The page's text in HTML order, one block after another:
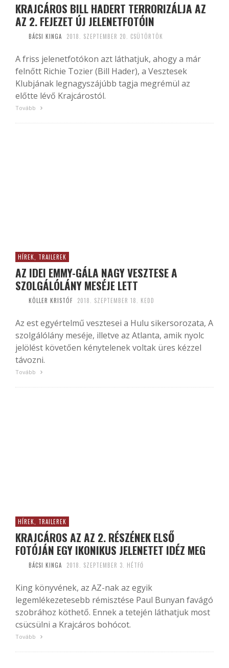
KRAJCÁROS BILL HADERT TERRORIZÁLJA AZ
AZ 2. FEJEZET ÚJ JELENETFOTÓIN
BÁCSI KINGA 2018. SZEPTEMBER 20. CSÜTÖRTÖK
A friss jelenetfotókon azt láthatjuk, ahogy a már
felnőtt Richie Tozier (Bill Hader), a Vesztesek
Klubjának legnagyszájúbb tagja megrémül az
előtte lévő Krajcárostól.
Tovább
HÍREK, TRAILEREK
AZ IDEI EMMY-GÁLA NAGY VESZTESE A
SZOLGÁLÓLÁNY MESÉJE LETT
KÖLLER KRISTÓF 2018. SZEPTEMBER 18. KEDD
Az est egyértelmű vesztesei a Hulu sikersorozata, A
szolgálólány meséje, illetve az Atlanta, amik nyolc
jelölést követően kénytelenek voltak üres kézzel
távozni.
Tovább
HÍREK, TRAILEREK
KRAJCÁROS AZ AZ 2. RÉSZÉNEK ELSŐ
FOTÓJÁN EGY IKONIKUS JELENETET IDÉZ MEG
BÁCSI KINGA 2018. SZEPTEMBER 3. HÉTFŐ
King könyvének, az AZ-nak az egyik
legemlékezetesebb rémisztése Paul Bunyan favágó
szobrához köthető. Ennek a tetején láthatjuk most
csücsülni a Krajcáros bohócot.
Tovább